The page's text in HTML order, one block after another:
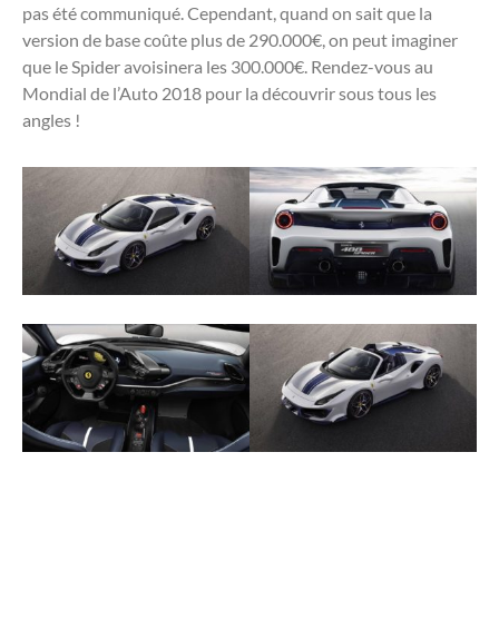
pas été communiqué. Cependant, quand on sait que la
version de base coûte plus de 290.000€, on peut imaginer
que le Spider avoisinera les 300.000€. Rendez-vous au
Mondial de l’Auto 2018 pour la découvrir sous tous les
angles !